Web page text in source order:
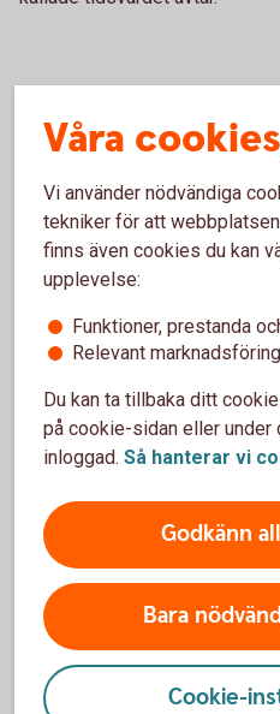
För- och
Fördelar
Warranter kräver lägre
underliggande tillgång
Erbjuder möjligheten att ta
kursrörelse, såväl upp som
Möjligheter till hög
Nackdelar
Hela din insats kan gå
Warranter
Med warranter tar du del
utan att köpa själva aktien
Våra
Vi använder nödvändiga
tekniker för att
finns även cookies du kan
upplevelse:
Funktioner, prestanda
Relevant marknadsföring
Du kan ta tillbaka ditt
på cookie-sidan eller under
inloggad. Så hanterar vi
Godkänn
Bara
Cookie-